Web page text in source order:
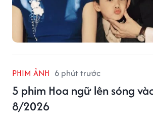
PHIM ẢNH 6 phút trước
5 phim Hoa ngữ lên sóng
8/2026